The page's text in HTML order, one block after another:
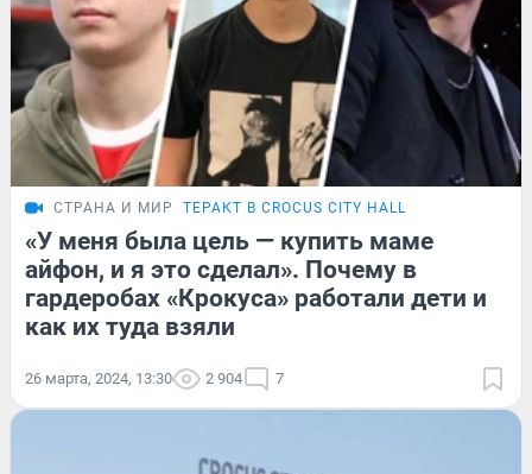
СТРАНА И МИР ТЕРАКТ В CROCUS CITY HALL
«У меня была цель — купить маме
айфон, и я это сделал». Почему в
гардеробах «Крокуса» работали дети и
как их туда взяли
26 марта, 2024, 13:30 2 904 7